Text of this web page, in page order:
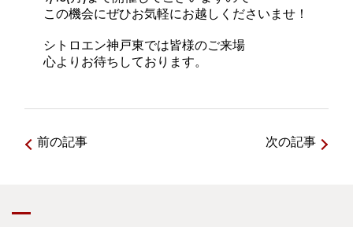
この機会にぜひお気軽にお越しくださいませ！
シトロエン神戸東では皆様のご来場
心よりお待ちしております。
前の記事 次の記事